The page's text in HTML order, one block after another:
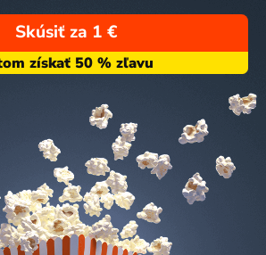
Skúsiť za 1 €